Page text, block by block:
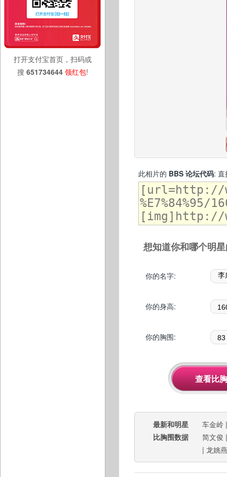
打开支付宝首页，扫码或
搜 651734644 领红包!
此相片的 BBS 论坛代码: 直
想知道你和哪个明
你的名字:
你的身高:
你的胸围:
最新和明星
比胸围数据
车金岭
简文俊
| 龙姚燕